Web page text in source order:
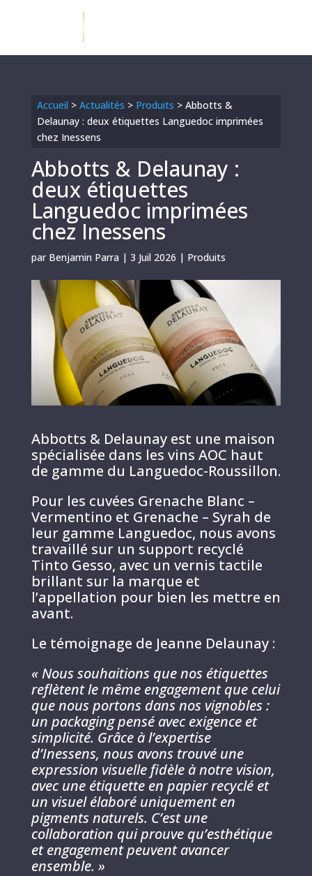
Accueil > Actualités > Produits > Abbotts &
Delaunay : deux étiquettes Languedoc imprimées
chez Inessens
Abbotts & Delaunay :
deux étiquettes
Languedoc imprimées
chez Inessens
par Benjamin Parra | 3 Juil 2026 | Produits
Abbotts & Delaunay est une maison
spécialisée dans les vins AOC haut
de gamme du Languedoc-Roussillon.
Pour les cuvées Grenache Blanc –
Vermentino et Grenache – Syrah de
leur gamme Languedoc, nous avons
travaillé sur un support recyclé
Tinto Gesso, avec un vernis tactile
brillant sur la marque et
l’appellation pour bien les mettre en
avant.
Le témoignage de Jeanne Delaunay :
« Nous souhaitions que nos étiquettes
reflètent le même engagement que celui
que nous portons dans nos vignobles :
un packaging pensé avec exigence et
simplicité. Grâce à l’expertise
d’Inessens, nous avons trouvé une
expression visuelle fidèle à notre vision,
avec une étiquette en papier recyclé et
un visuel élaboré uniquement en
pigments naturels. C’est une
collaboration qui prouve qu’esthétique
et engagement peuvent avancer
ensemble. »